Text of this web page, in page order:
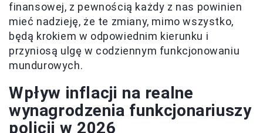
finansowej, z pewnością każdy z nas powinien
mieć nadzieję, że te zmiany, mimo wszystko,
będą krokiem w odpowiednim kierunku i
przyniosą ulgę w codziennym funkcjonowaniu
mundurowych.
Wpływ inflacji na realne
wynagrodzenia funkcjonariuszy
policji w 2026